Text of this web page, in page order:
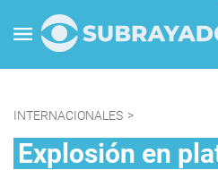
INTERNACIONALES >
Explosión en